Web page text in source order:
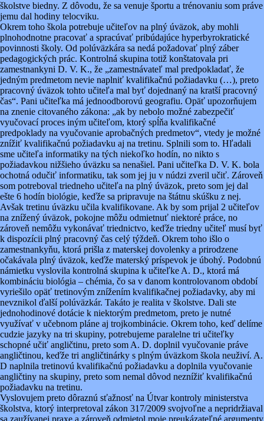
školstve biedny. Z dôvodu, že sa venuje športu a trénovaniu som práve
jemu dal hodiny telocviku.
Okrem toho škola potrebuje učiteľov na plný úväzok, aby mohli
plnohodnotne pracovať a spracúvať pribúdajúce hyperbyrokratické
povinnosti školy. Od polúväzkára sa nedá požadovať plný záber
pedagogických prác. Kontrolná skupina totiž konštatovala pri
zamestnankyni D. V. K., že „zamestnávateľ mal predpokladať, že
jedným predmetom nevie naplniť kvalifikačnú požiadavku (…), preto
pracovný úväzok tohto učiteľa mal byť dojednaný na kratší pracovný
čas“. Pani učiteľka má jednoodborovú geografiu. Opäť upozorňujem
na znenie citovaného zákona: „ak by nebolo možné zabezpečiť
vyučovací proces iným učiteľom, ktorý spĺňa kvalifikačné
predpoklady na vyučovanie aprobačných predmetov“, vtedy je možné
znížiť kvalifikačnú požiadavku aj na tretinu. Splnili som to. Hľadali
sme učiteľa informatiky na tých niekoľko hodín, no nikto s
požiadavkou nižšieho úväzku sa nenašiel. Pani učiteľka D. V. K. bola
ochotná odučiť informatiku, tak som jej ju v núdzi zveril učiť. Zároveň
som potreboval triedneho učiteľa na plný úväzok, preto som jej dal
ešte 6 hodín biológie, keďže sa pripravuje na štátnu skúšku z nej.
Avšak tretinu úväzku učila kvalifikovane. Ak by som prijal 2 učiteľov
na znížený úväzok, pokojne môžu odmietnuť niektoré práce, no
zároveň nemôžu vykonávať triednictvo, keďže triedny učiteľ musí byť
k dispozícii plný pracovný čas celý týždeň. Okrem toho išlo o
zamestnankyňu, ktorá prišla z materskej dovolenky a prirodzene
očakávala plný úväzok, keďže materský príspevok je úbohý. Podobnú
námietku vyslovila kontrolná skupina k učiteľke A. D., ktorá má
kombináciu biológia – chémia, čo sa v danom kontrolovanom období
vyriešilo opäť tretinovým znížením kvalifikačnej požiadavky, aby mi
nevznikol ďalší polúväzkár. Takáto je realita v školstve. Dali ste
jednohodinové dotácie k niektorým predmetom, preto je nutné
využívať v učebnom pláne aj trojkombinácie. Okrem toho, keď delíme
cudzie jazyky na tri skupiny, potrebujeme paralelne tri učiteľky
schopné učiť angličtinu, preto som A. D. doplnil vyučovanie práve
angličtinou, keďže tri angličtinárky s plným úväzkom škola neuživí. A.
D naplnila tretinovú kvalifikačnú požiadavku a doplnila vyučovanie
angličtiny na skupiny, preto som nemal dôvod neznížiť kvalifikačnú
požiadavku na tretinu.
Vyslovujem preto dôraznú sťažnosť na Útvar kontroly ministerstva
školstva, ktorý interpretoval zákon 317/2009 svojvoľne a nepridržiaval
sa zaužívanej praxe a zároveň odmietol moje preukázateľné argumenty